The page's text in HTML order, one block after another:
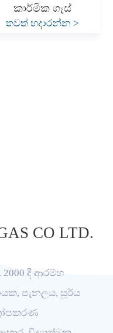
කාර්මික ගෑස්
තවත් හදාරන්න >
CO LTD.
2000 දී ආරම්භ
පැනලය, සූර්ය